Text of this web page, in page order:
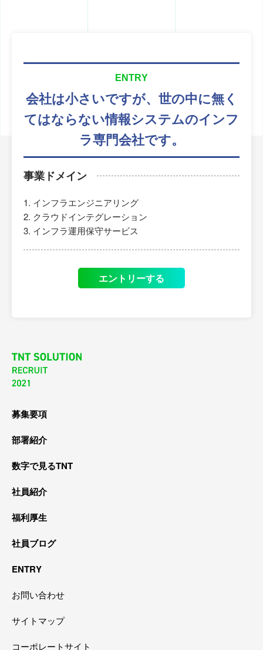
ENTRY
会社は小さいですが、 世の中に無く
てはならない情報システムのインフ
ラ専門会社です。
事業ドメイン
インフラエンジニアリング
クラウドインテグレーション
インフラ運用保守サービス
エントリーする
お問い合わせ
サイトマップ
コーポレートサイト
募集要項
部署紹介
数字で見るTNT
社員紹介
福利厚生
社員ブログ
ENTRY